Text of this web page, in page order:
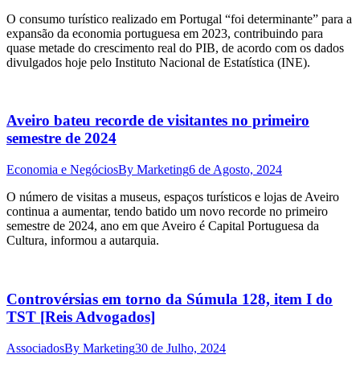
O consumo turístico realizado em Portugal “foi determinante” para a
expansão da economia portuguesa em 2023, contribuindo para
quase metade do crescimento real do PIB, de acordo com os dados
divulgados hoje pelo Instituto Nacional de Estatística (INE).
Aveiro bateu recorde de visitantes no primeiro
semestre de 2024
Economia e NegóciosBy Marketing6 de Agosto, 2024
O número de visitas a museus, espaços turísticos e lojas de Aveiro
continua a aumentar, tendo batido um novo recorde no primeiro
semestre de 2024, ano em que Aveiro é Capital Portuguesa da
Cultura, informou a autarquia.
Controvérsias em torno da Súmula 128, item I do
TST [Reis Advogados]
AssociadosBy Marketing30 de Julho, 2024